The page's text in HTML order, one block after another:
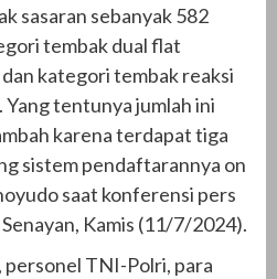
sasaran sebanyak 582
tembak dual flat
kategori tembak reaksi
tentunya jumlah ini
karena terdapat tiga
sistem pendaftarannya on
saat konferensi pers
Kamis (11/7/2024).
TNI-Polri, para